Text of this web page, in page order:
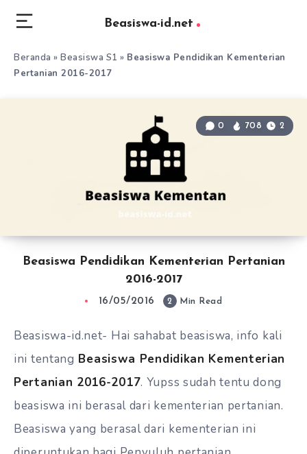
Beasiswa-id.net
Beranda » Beasiswa S1 » Beasiswa Pendidikan Kementerian
Pertanian 2016-2017
Beasiswa Pendidikan Kementerian Pertanian
2016-2017
0 708 2
16/05/2016 2 Min Read
Beasiswa-id.net- Hai sahabat beasiswa, info kali
ini tentang Beasiswa Pendidikan Kementerian
Pertanian 2016-2017. Yupss sudah tentu dong
beasiswa ini berasal dari kementerian pertanian.
Beasiswa yang berasal dari kementerian ini